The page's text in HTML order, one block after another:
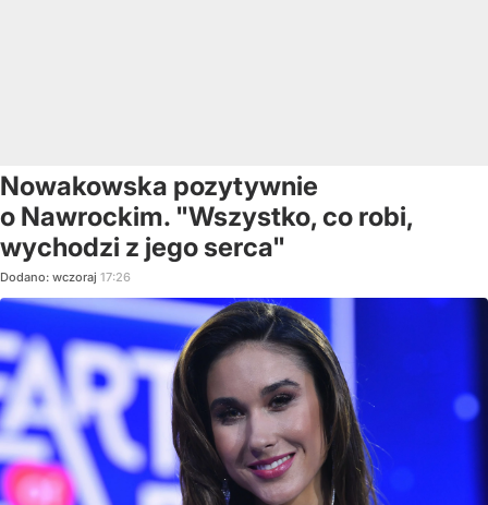
Nowakowska pozytywnie
o Nawrockim. "Wszystko, co robi,
wychodzi z jego serca"
Dodano: wczoraj 17:26